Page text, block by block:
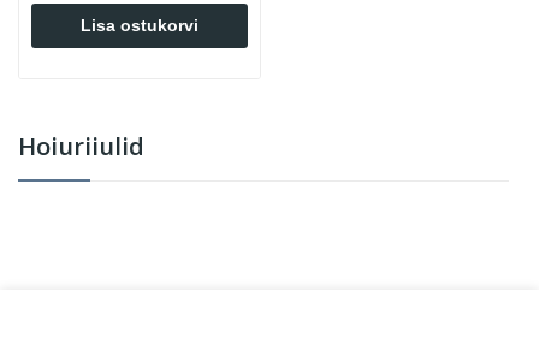
Hoiuriiulid
Lisa ostukorvi